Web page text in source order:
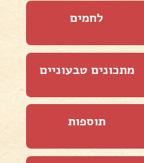
לחמים
מתכונים טבעוניים
תוספות